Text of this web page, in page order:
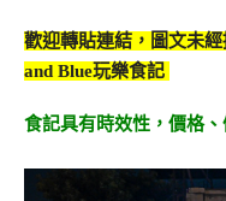
歡迎轉貼連結，圖文未
and Blue玩樂食記
食記具有時效性， 價格